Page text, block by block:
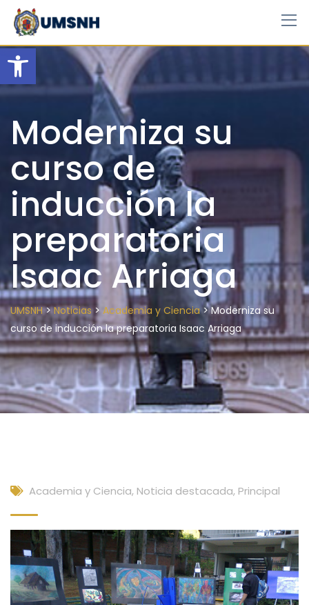
Open toolbar
Skip
content
Moderniza su
curso de
inducción la
preparatoria
Isaac Arriaga
UMSNH>Noticias> Academia y Ciencia>Moderniza su
curso de inducción la preparatoria Isaac Arriaga
Academia y Ciencia, Noticia destacada, Principal